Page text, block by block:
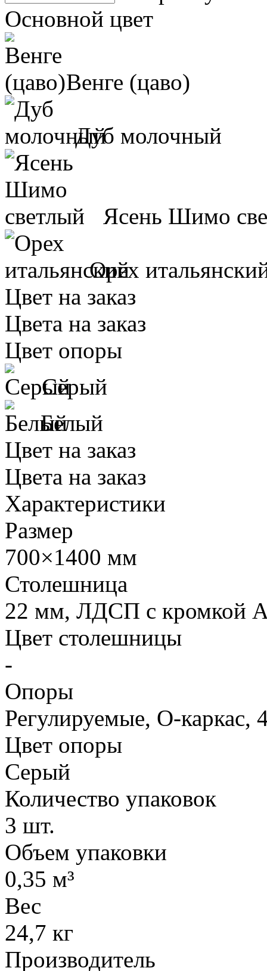
Основной цвет
Венге (цаво)
Дуб молочный
Ясень Шимо
Орех
Цвет на заказ
Цвета на заказ
Цвет опоры
Серый
Белый
Цвет на заказ
Цвета на заказ
Характеристики
Размер
700×1400 мм
Столешница
22 мм, ЛДСП с кромкой
Цвет столешницы
-
Опоры
Регулируемые, О-каркас,
Цвет опоры
Серый
Количество упаковок
3 шт.
Объем упаковки
0,35 м³
Вес
24,7 кг
Производитель